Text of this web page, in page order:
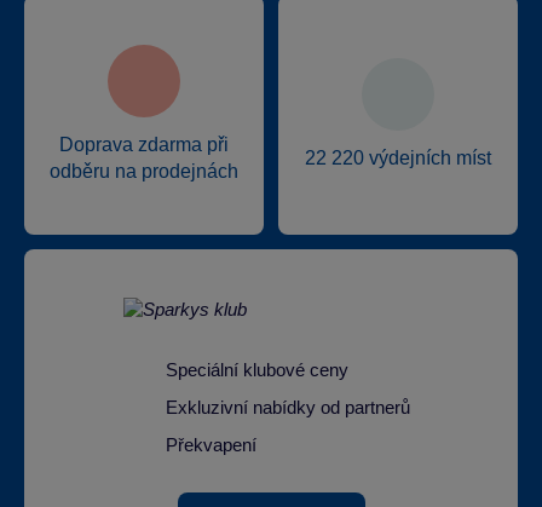
Doprava zdarma při
odběru na prodejnách
22 220 výdejních míst
Speciální klubové ceny
Exkluzivní nabídky od partnerů
Překvapení